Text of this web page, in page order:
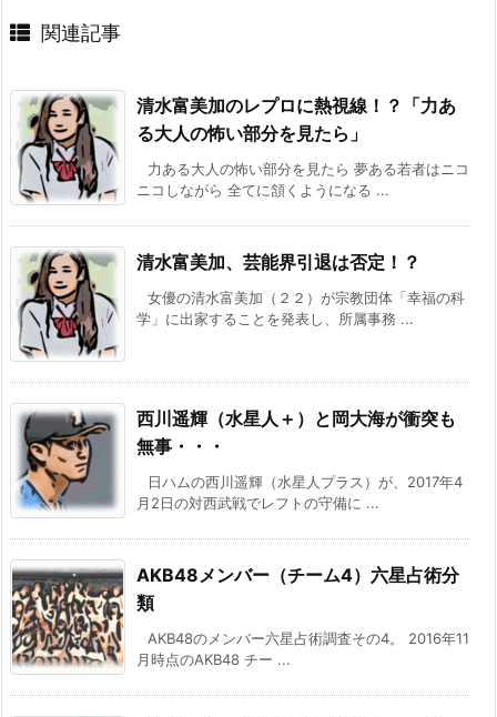
関連記事
清水富美加のレプロに熱視線！？「力あ
る大人の怖い部分を見たら」
力ある大人の怖い部分を見たら 夢ある若者はニコ
ニコしながら 全てに頷くようになる ...
清水富美加、芸能界引退は否定！？
女優の清水富美加（２２）が宗教団体「幸福の科
学」に出家することを発表し、所属事務 ...
西川遥輝（水星人＋）と岡大海が衝突も
無事・・・
日ハムの西川遥輝（水星人プラス）が、2017年4
月2日の対西武戦でレフトの守備に ...
AKB48メンバー（チーム4）六星占術分
類
AKB48のメンバー六星占術調査その4。 2016年11
月時点のAKB48 チー ...